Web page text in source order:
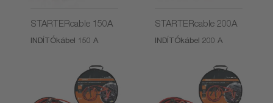
STARTERcable 150A
INDÍTÓkábel 150 A
STARTERcable 200A
INDÍTÓkábel 200 A